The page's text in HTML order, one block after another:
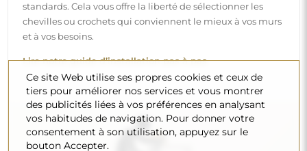
Pour maintenir un éclat optimal, il suffit d’un chiffon en
microfibre et d’eau chaude. Si vous optez pour des
produits spécifiques, veillez à ce qu’ils aient un pH neutre
permettra de conserver un beau reflet pendant de
nombreuses années.
Voulez-vous en savoir plus ?
Découvrez d’autres conseils sur notre blog.
Ce site Web utilise ses propres cookies et ceux de
tiers pour améliorer nos services et vous montrer
des publicités liées à vos préférences en analysant
vos habitudes de navigation. Pour donner votre
consentement à son utilisation, appuyez sur le
bouton Accepter.